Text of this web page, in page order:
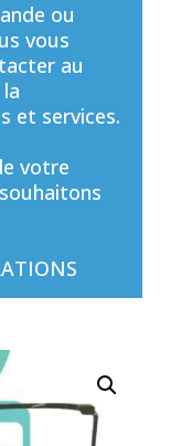
ou
vous
au
et services.
votre